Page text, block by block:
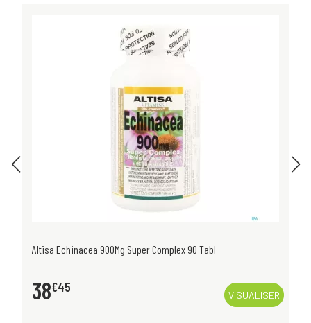
Altisa Echinacea 900Mg Super Complex 90 Tabl
38€45
VISUALISER